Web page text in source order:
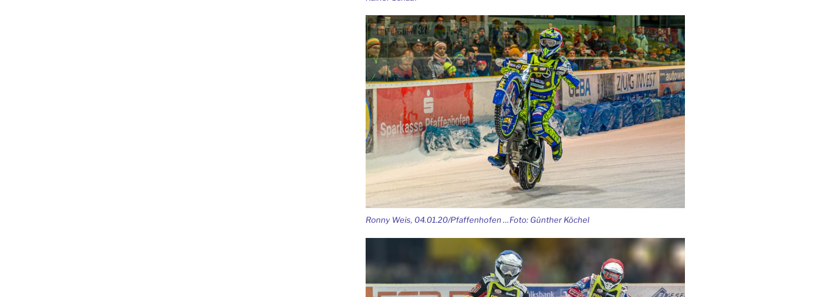
Ronny Weis, 04.01.20/Pfaffenhofen …Foto: Günther Köchel